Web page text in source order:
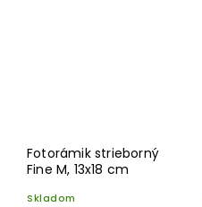
Fotorámik strieborný
Fine M, 13x18 cm
Skladom